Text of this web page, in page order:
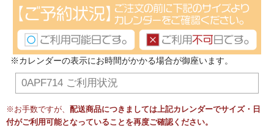
※カレンダーの表示にお時間がかかる場合が御座います。
0APF714 ご利用状況
※お手数ですが、 配送商品につきましては上記カレンダーでサイズ・日
付がご利用可能となっていることを再度ご確認ください。